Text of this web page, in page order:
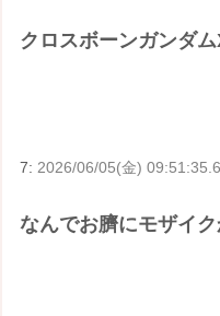
クロスボーンガンダ
7:2026/06/05(金)
なんでお臍にモザイ